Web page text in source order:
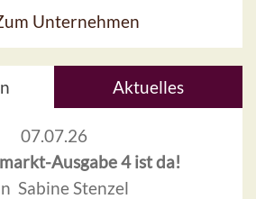
Unternehmen
Aktuelles
07.07.26
Ausgabe 4 ist da!
Sabine Stenzel